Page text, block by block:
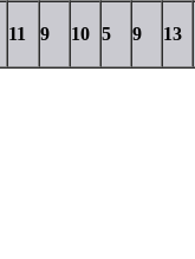
11 9 10 5 9 13